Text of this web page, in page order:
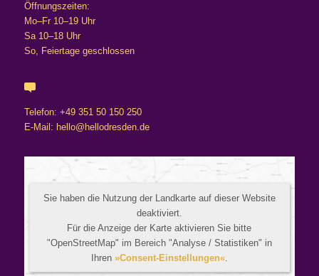
Öffnungszeiten:
Mo–Fr 10–19 Uhr
Sa 10–18 Uhr
So, Feiertage geschlossen
Telefon: +49 351 50 150 250
E-Mail: hello@hellodresden.de
Sie haben die Nutzung der Landkarte auf dieser Website
deaktiviert.
Für die Anzeige der Karte aktivieren Sie bitte
"OpenStreetMap" im Bereich "Analyse / Statistiken" in
Ihren »Consent-Einstellungen«.